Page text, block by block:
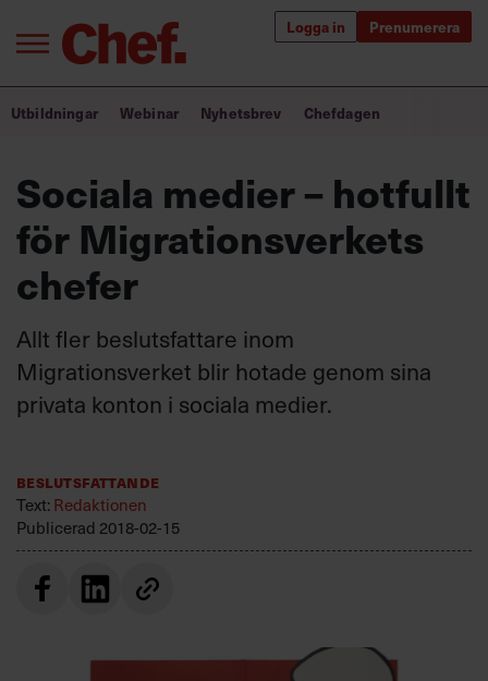
Logga in Prenumerera
Annonsera
Kundservice
Villkor och policy för
personuppgiftsbehandling
Bra ledare förändrar världen
Utbildning för ledare
Chefakademin+
Utbildningar Webinar Nyhetsbrev Chefdagen
Sociala medier – hotfullt
för Migrationsverkets
chefer
Allt fler beslutsfattare inom
Migrationsverket blir hotade genom sina
privata konton i sociala medier.
Beslutsfattande
Text: Redaktionen
Publicerad 2018-02-15